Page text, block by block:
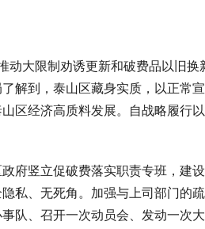
大限制劝诱更新和破费品以旧换
解到，泰山区藏身实质，以正常
区经济高质料发展。自战略履行
竖立促破费落实职责专班，建设
私、无死角。加强与上司部门的
队、召开一次动员会、发动一次